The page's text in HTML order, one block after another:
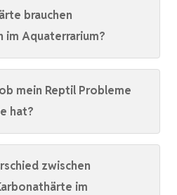
brauchen
im Aquaterrarium?
mein Reptil Probleme
hat?
zwischen
im